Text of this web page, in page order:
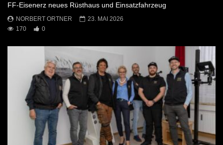
FF-Eisenerz neues Rüsthaus und Einsatzfahrzeug
NORBERT ORTNER
23. MAI 2026
170
0